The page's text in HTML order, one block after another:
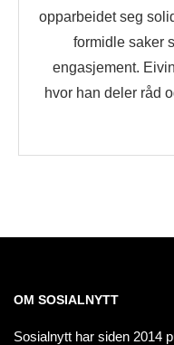
opparbeidet seg
formidle saker
engasjement.
hvor han deler råd
OM SOSIALNYTT
Sosialnytt har siden 2014